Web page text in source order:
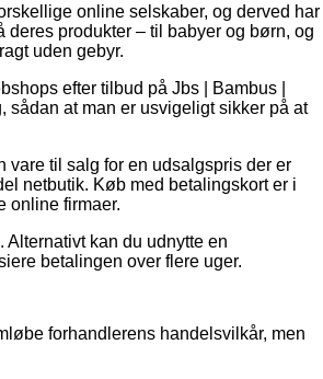
online selskaber, og derved har
produkter – til babyer og børn, og
uden gebyr.
efter tilbud på Jbs | Bambus |
at man er usvigeligt sikker på at
vare til salg for en udsalgspris der er
netbutik. Køb med betalingskort er i
online firmaer.
kan du udnytte en
betalingen over flere uger.
forhandlerens handelsvilkår, men